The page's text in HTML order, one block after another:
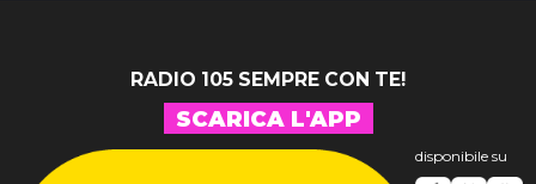
RADIO 105 SEMPRE CON TE!
SCARICA L'APP
disponibile su